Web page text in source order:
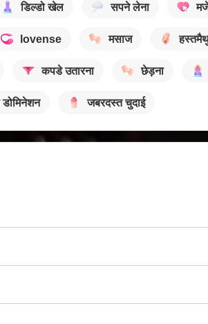
डिल्डो खेल सपने लेना
lovense मसाज
कपडे उतारना छेड़ना
डोमिनेशन जबरदस्त चुदाई